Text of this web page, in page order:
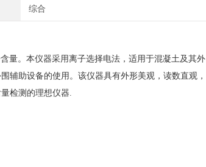
综合
量。本仪器采用离子选择电法，适用于混凝土及其外
辅助设备的使用。该仪器具有外形美观，读数直观，
检测的理想仪器.